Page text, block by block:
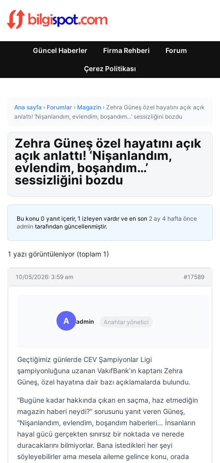
Güncel Haberler Firma Rehberi Forum
Çerez Politikası
Ana sayfa › Forumlar › Magazin › Zehra Güneş özel hayatını açık açık
anlattı! ‘Nişanlandım, evlendim, boşandım…’ sessizliğini bozdu
Zehra Güneş özel hayatını açık
açık anlattı! ‘Nişanlandım,
evlendim, boşandım…’
sessizliğini bozdu
Bu konu 0 yanıt içerir, 1 izleyen vardır ve en son 2 ay 4 hafta önce
admin tarafından güncellenmiştir.
1 yazı görüntüleniyor (toplam 1)
10/05/2026: 3:59 am #17589
A admin Anahtar yönetici
Geçtiğimiz günlerde CEV Şampiyonlar Ligi
şampiyonluğuna uzanan VakıfBank’ın kaptanı Zehra
Güneş, özel hayatına dair bazı açıklamalarda bulundu.
“Bugüne kadar hakkında çıkan en saçma, haz etmediğin
magazin haberi neydi?” sorusunu yanıt veren Güneş,
“Nişanlandım, evlendim, boşandım haberleri… İnsanların
hayal gücü gerçekten sınırsız bir noktada ve nerede
duracaklarını bilmiyorlar. Bana istedikleri her şeyi
söyleyebilirler ama mesela aileme gelince konu, orada